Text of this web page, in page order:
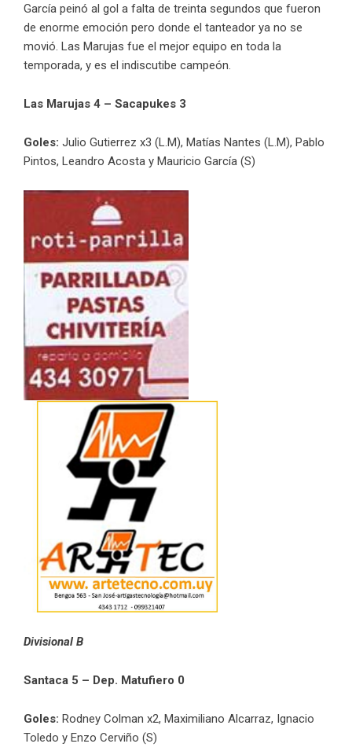
García peinó al gol a falta de treinta segundos que fueron
de enorme emoción pero donde el tanteador ya no se
movió. Las Marujas fue el mejor equipo en toda la
temporada, y es el indiscutibe campeón.
Las Marujas 4 – Sacapukes 3
Goles: Julio Gutierrez x3 (L.M), Matías Nantes (L.M), Pablo
Pintos, Leandro Acosta y Mauricio García (S)
Divisional B
Santaca 5 – Dep. Matufiero 0
Goles: Rodney Colman x2, Maximiliano Alcarraz, Ignacio
Toledo y Enzo Cerviño (S)